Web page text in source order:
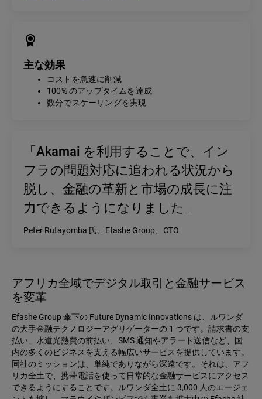
「Akamai を利用することで、イン
フラの問題対応に追われる状況から
脱し、金融の革新と市場の成長に注
力できるようになりました」
Peter Rutayomba 氏、Efashe Group、CTO
アフリカ全域でデジタル取引と金融サービス
を変革
Efashe Group 傘下の Future Dynamic Innovations は、ルワンダ
の大手金融テクノロジーアグリゲーターの 1 つです。請求書の支
払い、水道光熱費の前払い、SMS 通知やアラート送信など、国
内の多くのビジネスを支える幅広いサービスを提供しています。
同社のミッションは、単純でありながら深遠です。それは、アフ
リカ全土で、携帯電話を使って日常的な金融サービスにアクセス
できるようにすることです。ルワンダ全土に 3,000 人のエージェ
主な効果
コストを急速に削減
100% のアップタイムを達成
数分でスケーリングを実現